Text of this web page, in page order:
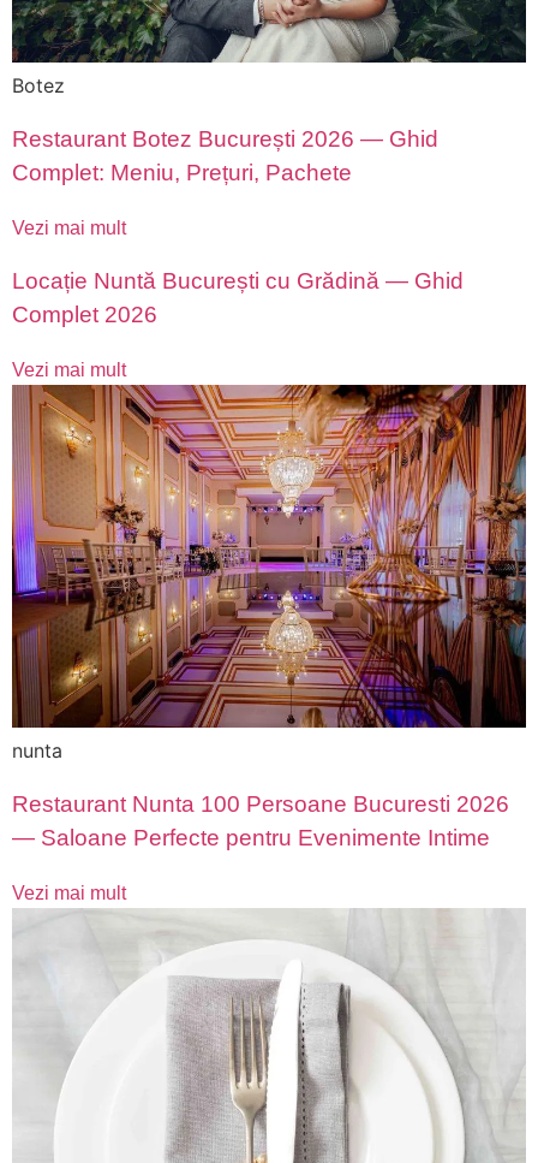
Botez
Restaurant Botez București 2026 — Ghid
Complet: Meniu, Prețuri, Pachete
Vezi mai mult
Locație Nuntă București cu Grădină — Ghid
Complet 2026
Vezi mai mult
nunta
Restaurant Nunta 100 Persoane Bucuresti 2026
— Saloane Perfecte pentru Evenimente Intime
Vezi mai mult